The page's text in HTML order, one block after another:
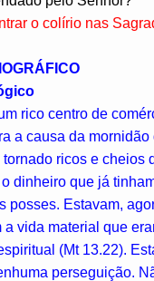
o colírio nas
rico centro de
a causa da
ricos e cheios
dinheiro que já
posses. Estavam,
a vida material que
(Mt 13.22).
perseguição.